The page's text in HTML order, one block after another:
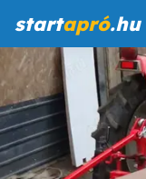
startapró.hu